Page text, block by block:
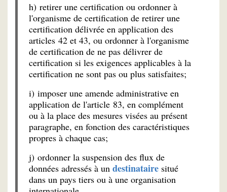
h) retirer une certification ou ordonner à
l'organisme de certification de retirer une
certification délivrée en application des
articles 42 et 43, ou ordonner à l'organisme
de certification de ne pas délivrer de
certification si les exigences applicables à la
certification ne sont pas ou plus satisfaites;
i) imposer une amende administrative en
application de l'article 83, en complément
ou à la place des mesures visées au présent
paragraphe, en fonction des caractéristiques
propres à chaque cas;
j) ordonner la suspension des flux de
données adressés à un destinataire situé
dans un pays tiers ou à une organisation